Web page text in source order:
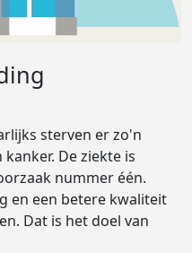
sterven er zo'n
De ziekte is
nummer één.
en een betere kwaliteit
Dat is het doel van